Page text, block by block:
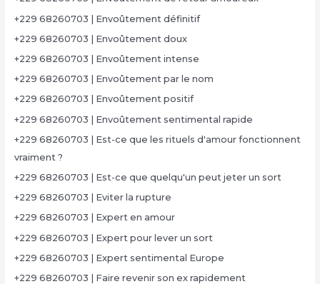
+229 68260703 | Envoûtement définitif
+229 68260703 | Envoûtement doux
+229 68260703 | Envoûtement intense
+229 68260703 | Envoûtement par le nom
+229 68260703 | Envoûtement positif
+229 68260703 | Envoûtement sentimental rapide
+229 68260703 | Est-ce que les rituels d'amour fonctionnent
vraiment ?
+229 68260703 | Est-ce que quelqu'un peut jeter un sort
+229 68260703 | Eviter la rupture
+229 68260703 | Expert en amour
+229 68260703 | Expert pour lever un sort
+229 68260703 | Expert sentimental Europe
+229 68260703 | Faire revenir son ex rapidement